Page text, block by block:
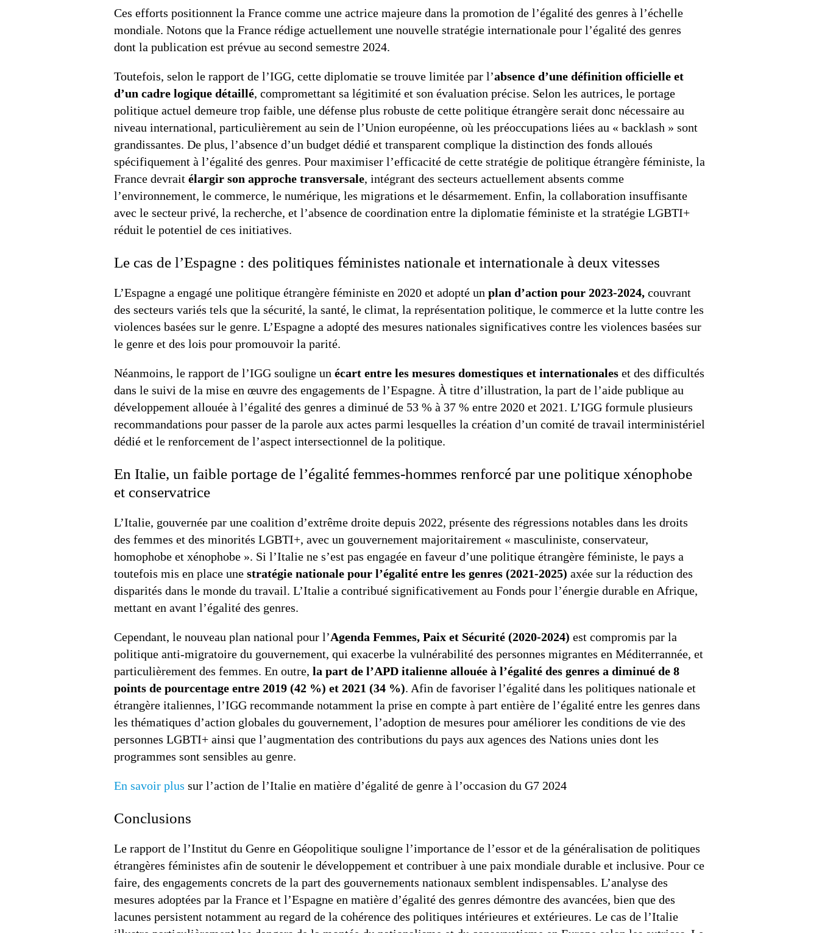
Ces efforts positionnent la France comme une actrice majeure dans la promotion de l’égalité des genres à l’échelle
mondiale. Notons que la France rédige actuellement une nouvelle stratégie internationale pour l’égalité des genres
dont la publication est prévue au second semestre 2024.
Toutefois, selon le rapport de l’IGG, cette diplomatie se trouve limitée par l’absence d’une définition officielle et
d’un cadre logique détaillé, compromettant sa légitimité et son évaluation précise. Selon les autrices, le portage
politique actuel demeure trop faible, une défense plus robuste de cette politique étrangère serait donc nécessaire au
niveau international, particulièrement au sein de l’Union européenne, où les préoccupations liées au « backlash » sont
grandissantes. De plus, l’absence d’un budget dédié et transparent complique la distinction des fonds alloués
spécifiquement à l’égalité des genres. Pour maximiser l’efficacité de cette stratégie de politique étrangère féministe, la
France devrait élargir son approche transversale, intégrant des secteurs actuellement absents comme
l’environnement, le commerce, le numérique, les migrations et le désarmement. Enfin, la collaboration insuffisante
avec le secteur privé, la recherche, et l’absence de coordination entre la diplomatie féministe et la stratégie LGBTI+
réduit le potentiel de ces initiatives.
Le cas de l’Espagne : des politiques féministes nationale et internationale à deux vitesses
L’Espagne a engagé une politique étrangère féministe en 2020 et adopté un plan d’action pour 2023-2024, couvrant
des secteurs variés tels que la sécurité, la santé, le climat, la représentation politique, le commerce et la lutte contre les
violences basées sur le genre. L’Espagne a adopté des mesures nationales significatives contre les violences basées sur
le genre et des lois pour promouvoir la parité.
Néanmoins, le rapport de l’IGG souligne un écart entre les mesures domestiques et internationales et des difficultés
dans le suivi de la mise en œuvre des engagements de l’Espagne. À titre d’illustration, la part de l’aide publique au
développement allouée à l’égalité des genres a diminué de 53 % à 37 % entre 2020 et 2021. L’IGG formule plusieurs
recommandations pour passer de la parole aux actes parmi lesquelles la création d’un comité de travail interministériel
dédié et le renforcement de l’aspect intersectionnel de la politique.
En Italie, un faible portage de l’égalité femmes-hommes renforcé par une politique xénophobe
et conservatrice
L’Italie, gouvernée par une coalition d’extrême droite depuis 2022, présente des régressions notables dans les droits
des femmes et des minorités LGBTI+, avec un gouvernement majoritairement « masculiniste, conservateur,
homophobe et xénophobe ». Si l’Italie ne s’est pas engagée en faveur d’une politique étrangère féministe, le pays a
toutefois mis en place une stratégie nationale pour l’égalité entre les genres (2021-2025) axée sur la réduction des
disparités dans le monde du travail. L’Italie a contribué significativement au Fonds pour l’énergie durable en Afrique,
mettant en avant l’égalité des genres.
Cependant, le nouveau plan national pour l’Agenda Femmes, Paix et Sécurité (2020-2024) est compromis par la
politique anti-migratoire du gouvernement, qui exacerbe la vulnérabilité des personnes migrantes en Méditerrannée, et
particulièrement des femmes. En outre, la part de l’APD italienne allouée à l’égalité des genres a diminué de 8
points de pourcentage entre 2019 (42 %) et 2021 (34 %). Afin de favoriser l’égalité dans les politiques nationale et
étrangère italiennes, l’IGG recommande notamment la prise en compte à part entière de l’égalité entre les genres dans
les thématiques d’action globales du gouvernement, l’adoption de mesures pour améliorer les conditions de vie des
personnes LGBTI+ ainsi que l’augmentation des contributions du pays aux agences des Nations unies dont les
programmes sont sensibles au genre.
En savoir plus sur l’action de l’Italie en matière d’égalité de genre à l’occasion du G7 2024
Conclusions
Le rapport de l’Institut du Genre en Géopolitique souligne l’importance de l’essor et de la généralisation de politiques
étrangères féministes afin de soutenir le développement et contribuer à une paix mondiale durable et inclusive. Pour ce
faire, des engagements concrets de la part des gouvernements nationaux semblent indispensables. L’analyse des
mesures adoptées par la France et l’Espagne en matière d’égalité des genres démontre des avancées, bien que des
lacunes persistent notamment au regard de la cohérence des politiques intérieures et extérieures. Le cas de l’Italie